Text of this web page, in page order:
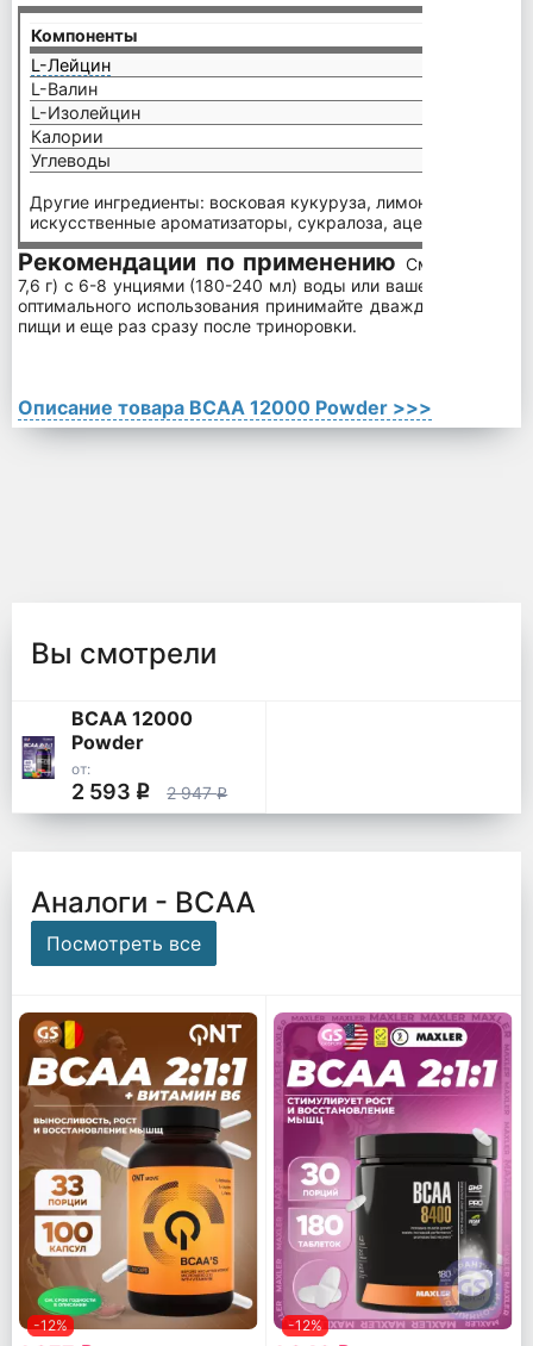
Компоненты
L-Лейцин
L-Валин
L-Изолейцин
Калории
Углеводы
Другие ингредиенты: восковая кукуруза, лимонная
искусственные ароматизаторы, сукралоза, ацесульфам
Рекомендации по применению Смешайте
7,6 г) с 6-8 унциями (180-240 мл) воды или вашего любимого
оптимального использования принимайте дважды вдень,
пищи и еще раз сразу после триноровки.
Описание товара BCAA 12000 Powder >>>
Вы смотрели
BCAA 12000
Powder
от:
2 593 q 2 947q
Аналоги - ВСАА
Посмотреть все
-12% -12%